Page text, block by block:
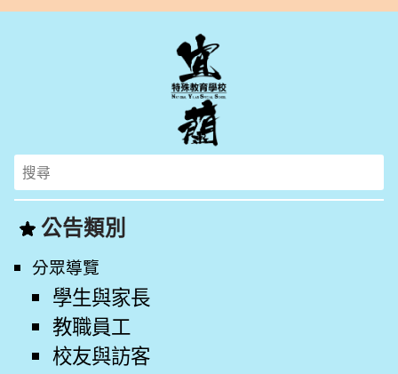
Search
for:
公告類別
分眾導覽
學生與家長
教職員工
校友與訪客